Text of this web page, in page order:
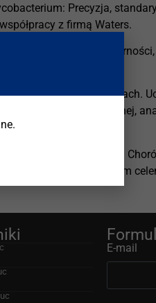
Precyzja,
z firmą Waters.
gruźlicy,
w małych grupach.
diagnostyki molekularnej,
Instytutu Gruźlicy i
których wspólnym
E-mail